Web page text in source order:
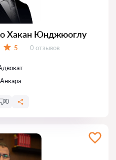
Хакан Юнджюоглу
5 Отзывов:
0 отзывов
Анкара
0